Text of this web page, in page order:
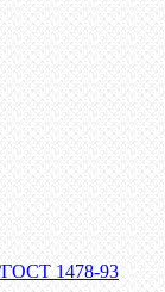
1478-93